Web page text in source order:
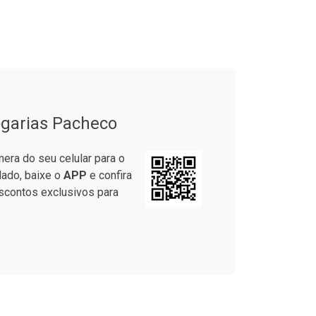
Pacheco
do seu celular para o
baixe o APP e confira
exclusivos para